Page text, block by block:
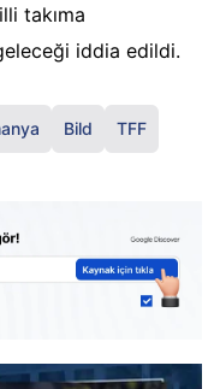
takıma
iddia edildi.
Bild TFF